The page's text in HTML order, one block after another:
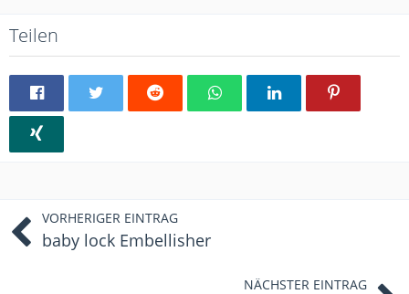
Teilen
VORHERIGER EINTRAG
baby lock Embellisher
NÄCHSTER EINTRAG